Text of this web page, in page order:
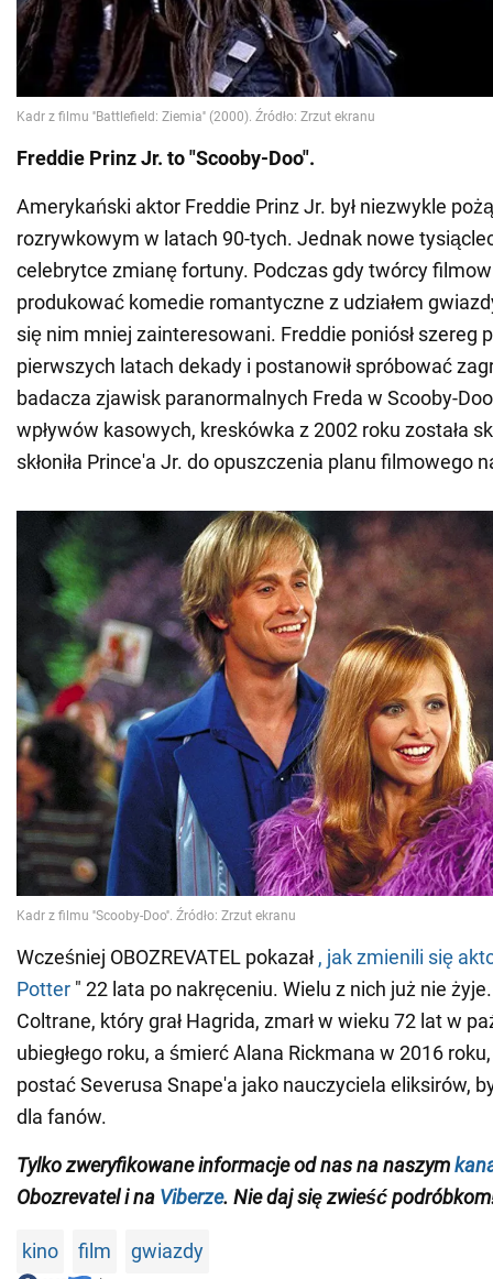
Freddie Prinz Jr. to "Scooby-Doo".
Amerykański aktor Freddie Prinz Jr. był niezwykle
rozrywkowym w latach 90-tych. Jednak nowe
celebrytce zmianę fortuny. Podczas gdy twórcy
produkować komedie romantyczne z udziałem
się nim mniej zainteresowani. Freddie poniósł szereg
pierwszych latach dekady i postanowił spróbować
badacza zjawisk paranormalnych Freda w Scooby-
wpływów kasowych, kreskówka z 2002 roku została
skłoniła Prince'a Jr. do opuszczenia planu filmowego
Wcześniej OBOZREVATEL pokazał , jak zmienili się
Potter " 22 lata po nakręceniu. Wielu z nich już nie
Coltrane, który grał Hagrida, zmarł w wieku 72 lat w
ubiegłego roku, a śmierć Alana Rickmana w 2016
postać Severusa Snape'a jako nauczyciela eliksirów,
dla fanów.
Tylko zweryfikowane informacje od nas na naszym
Obozrevatel i na Viberze. Nie daj się zwieść
kino film gwiazdy